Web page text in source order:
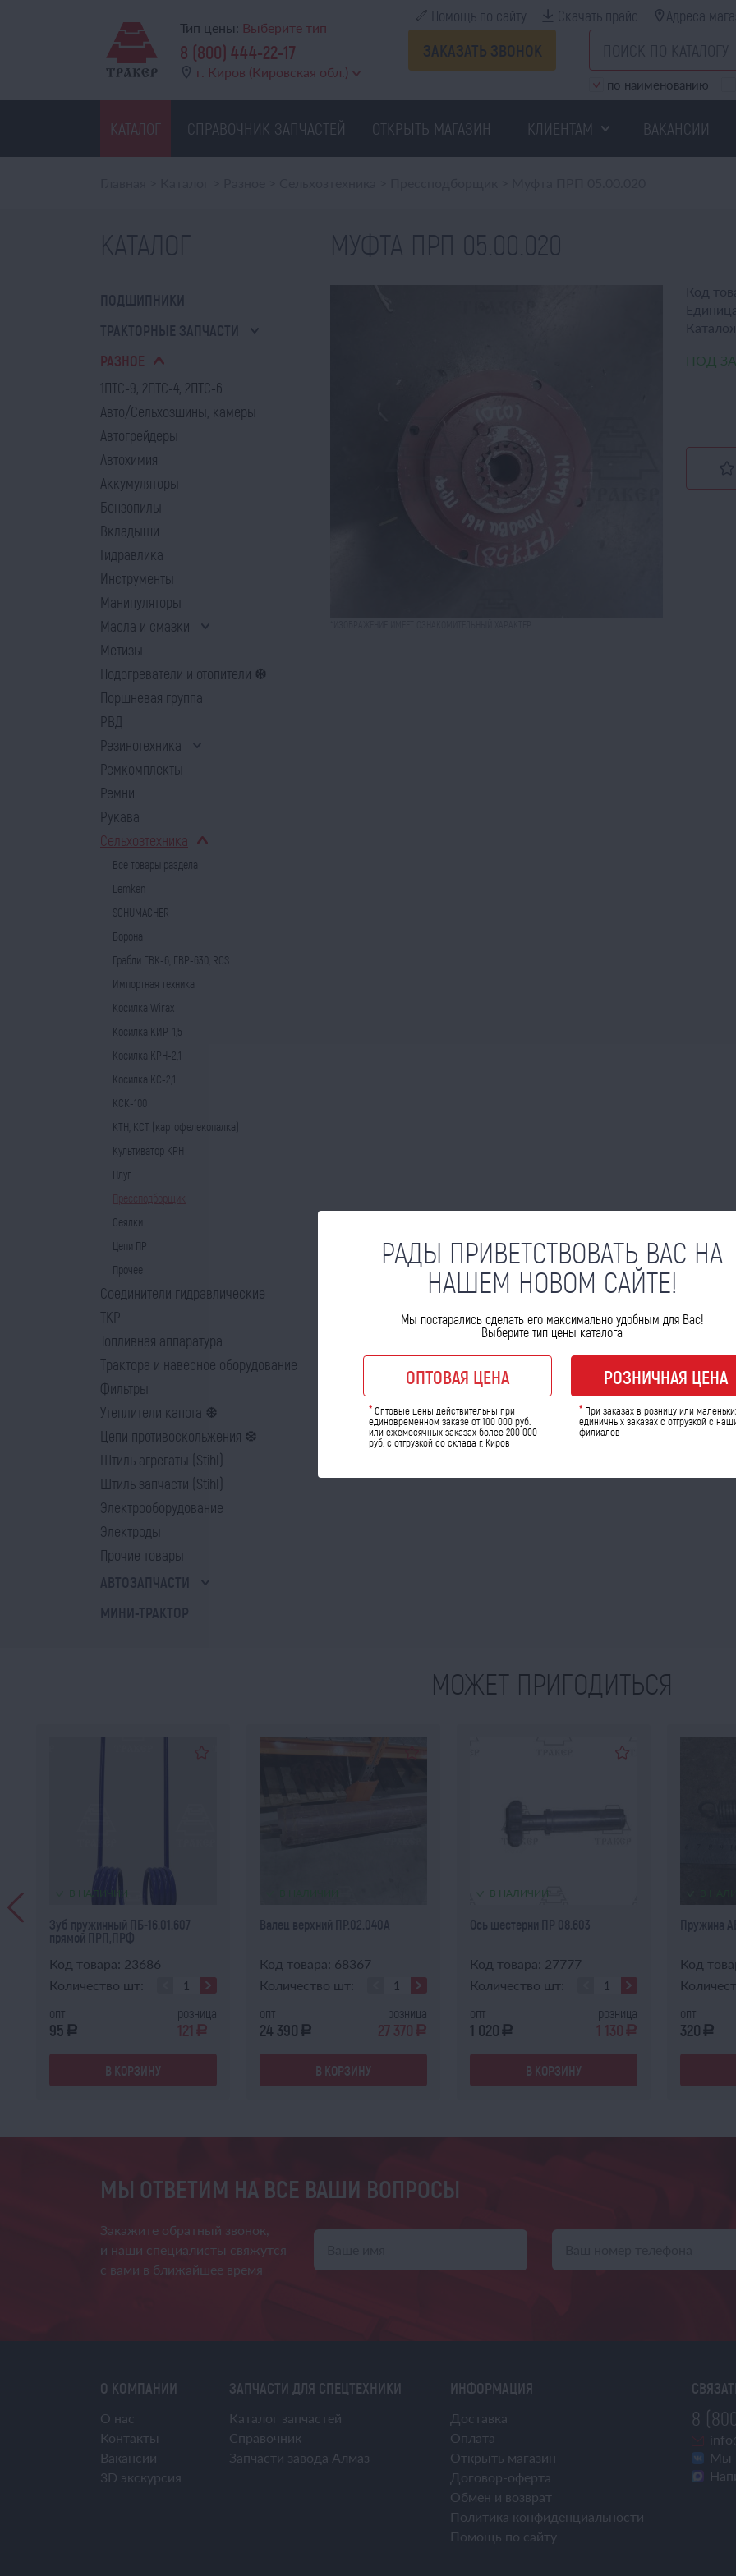
Тип цены: Выберите тип
8 (800) 444-22-17
г. Киров (Кировская обл.)
Помощь по сайту Скачать прайс Адреса
ЗАКАЗАТЬ ЗВОНОК
по наименованию
КАТАЛОГ СПРАВОЧНИК ЗАПЧАСТЕЙ ОТКРЫТЬ МАГАЗИН КЛИЕНТАМ ВАКАНСИИ
КАТАЛОГ
ПОДШИПНИКИ
ТРАКТОРНЫЕ ЗАПЧАСТИ
РАЗНОЕ
1ПТС-9, 2ПТС-4, 2ПТС-6
Авто/Сельхозшины, камеры
Автогрейдеры
Автохимия
Аккумуляторы
Бензопилы
Вкладыши
Гидравлика
Инструменты
Манипуляторы
Масла и смазки
Метизы
Подогреватели и отопители ❆
Поршневая группа
РВД
Резинотехника
Ремкомплекты
Ремни
Рукава
Сельхозтехника
Все товары раздела
Lemken
SCHUMACHER
Борона
Грабли ГВК-6, ГВР-630, RCS
Импортная техника
Косилка Wirax
Косилка КИР-1,5
Косилка КРН-2,1
Косилка КС-2,1
КСК-100
КТН, КСТ (картофелекопалка)
Культиватор КРН
Плуг
Прессподборщик
Сеялки
Цепи ПР
Прочее
Соединители гидравлические
ТКР
Топливная аппаратура
Трактора и навесное оборудование
Фильтры
Утеплители капота ❆
Цепи противоскольжения ❆
Штиль агрегаты (Stihl)
Штиль запчасти (Stihl)
Электрооборудование
Электроды
Прочие товары
АВТОЗАПЧАСТИ
МИНИ-ТРАКТОР
МУФТА ПРП 05.00.020
Код
ПОД
МОЖЕТ ПРИГОДИТЬСЯ
В НАЛИЧИИ
Зуб пружинный ПБ-16.01.607
прямой ПРП,ПРФ
Код товара: 23686
Количество шт:
опт
95 a
розница
121 a
В КОРЗИНУ
Валец верхний ПР.02.040А
Код товара: 68367
Количество шт:
опт
24 390 a
розница
27 370 a
В КОРЗИНУ
В НАЛИЧИИ
Ось шестерни ПР 08.603
Код товара: 27777
Количество шт:
опт
1 020 a
розница
1 130 a
В КОРЗИНУ
Пружина
Код
опт
320 a
МЫ ОТВЕТИМ НА ВСЕ ВАШИ ВОПРОСЫ
Закажите обратный звонок,
и наши специалисты свяжутся
с вами в ближайшее время
О КОМПАНИИ
О нас
Контакты
Вакансии
3D экскурсия
ЗАПЧАСТИ ДЛЯ СПЕЦТЕХНИКИ
Каталог запчастей
Справочник
Запчасти завода Алмаз
ИНФОРМАЦИЯ
Доставка
Оплата
Открыть магазин
Договор-оферта
Обмен и возврат
Политика конфиденциальности
Помощь по сайту
8
Мы
РАДЫ ПРИВЕТСТВОВАТЬ ВАС НА
НАШЕМ НОВОМ САЙТЕ!
Мы постарались сделать его максимально удобным для Вас!
Выберите тип цены каталога
ОПТОВАЯ ЦЕНА
*Оптовые цены действительны при
единовременном заказе от 100 000 руб.
или ежемесячных заказах более 200 000
руб. с отгрузкой со склада г. Киров
РОЗНИЧНАЯ ЦЕНА
* При заказах в розницу или
единичных заказах с отгрузкой с
филиалов